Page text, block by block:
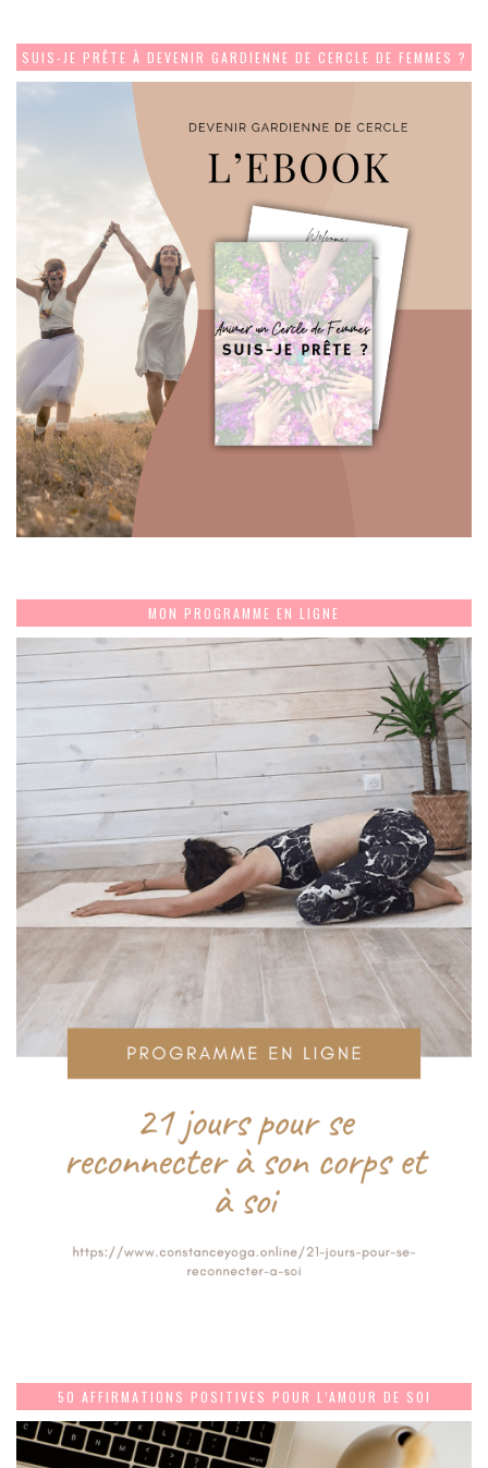
SUIS-JE PRÊTE À DEVENIR GARDIENNE DE CERCLE DE FEMMES ?
MON PROGRAMME EN LIGNE
50 AFFIRMATIONS POSITIVES POUR L’AMOUR DE SOI